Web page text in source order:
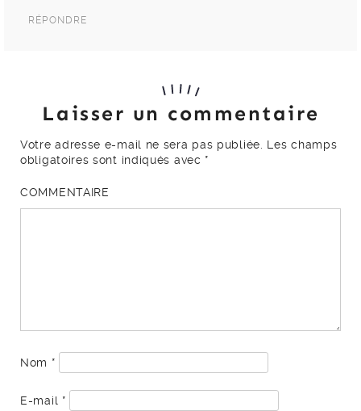
RÉPONDRE
Laisser un commentaire
Votre adresse e-mail ne sera pas publiée.
Les champs
obligatoires sont indiqués avec *
COMMENTAIRE
Nom *
E-mail *